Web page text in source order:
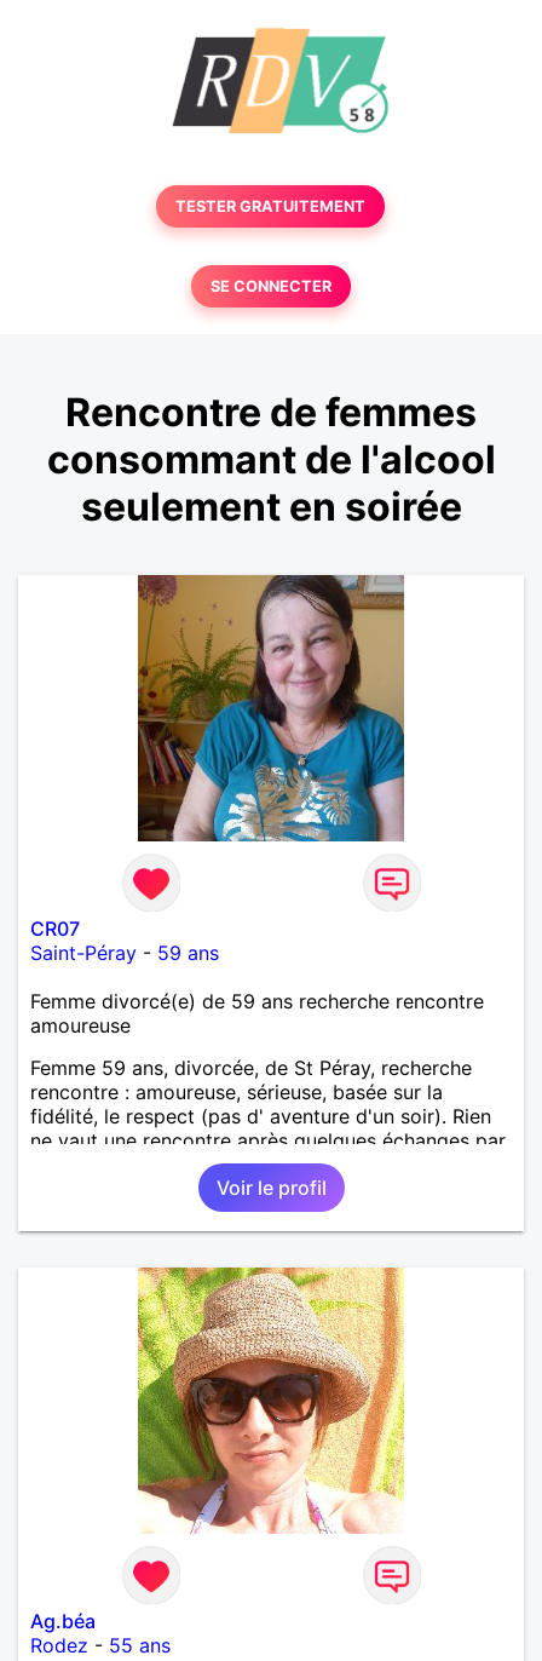
TESTER GRATUITEMENT
SE CONNECTER
Rencontre de femmes
consommant de l'alcool
seulement en soirée
CR07
Saint-Péray - 59 ans
Femme divorcé(e) de 59 ans recherche rencontre
amoureuse
Femme 59 ans, divorcée, de St Péray, recherche
rencontre : amoureuse, sérieuse, basée sur la
fidélité, le respect (pas d' aventure d'un soir). Rien
ne vaut une rencontre après quelques échanges par
messages pour savoir si il y a un feeling entre les
deux et le désir de se revoir. Au plaisir de se
Voir le profil
Ag.béa
Rodez - 55 ans